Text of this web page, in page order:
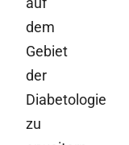
dem
Gebiet
der
Diabetologie
zu